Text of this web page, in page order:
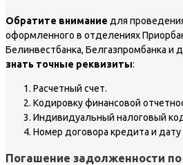
Обратите внимание для
оформленного в отделениях
Белинвестбанка, Белгазпромбанка и
знать точные реквизиты:
Расчетный счет.
Кодировку финансовой
Индивидуальный налоговый
Номер договора кредита и дату
Погашение задолженности